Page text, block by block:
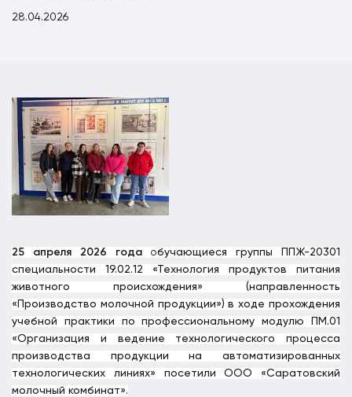
28.04.2026
25 апреля 2026 годаобучающиеся группы ППЖ-20301
специальности 19.02.12 «Технология продуктов питания
животного происхождения» (направленность
«Производство молочной продукции») в ходе прохождения
учебной практики по профессиональному модулю ПМ.01
«Организация и ведение технологического процесса
производства продукции на автоматизированных
технологических линиях» посетили ООО «Саратовский
молочный комбинат».